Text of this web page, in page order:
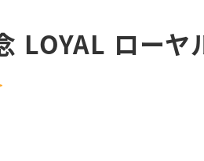
LOYAL ローヤ